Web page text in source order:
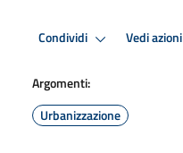
Condividi Vedi azioni
Argomenti:
Urbanizzazione